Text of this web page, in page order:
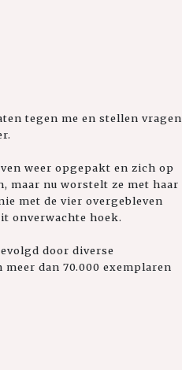
tegen me en stellen vragen
weer opgepakt en zich op
maar nu worstelt ze met haar
met de vier overgebleven
onverwachte hoek.
door diverse
dan 70.000 exemplaren